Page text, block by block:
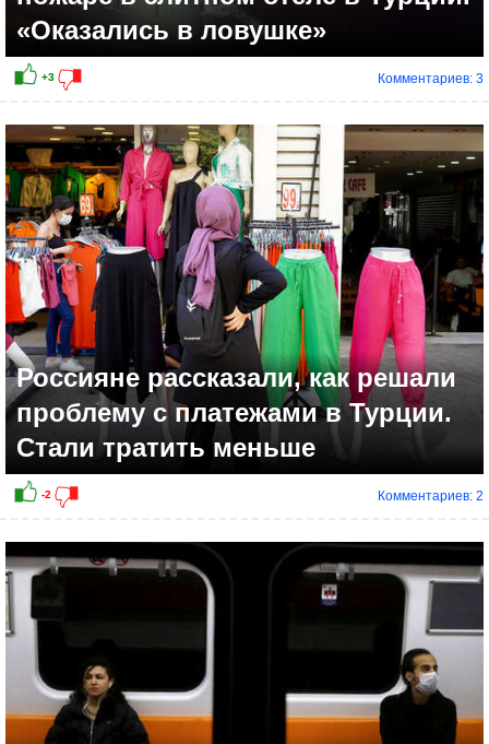
«Оказались в ловушке»
Комментариев: 3
Россияне рассказали, как решали
проблему с платежами в Турции.
Стали тратить меньше
Комментариев: 2